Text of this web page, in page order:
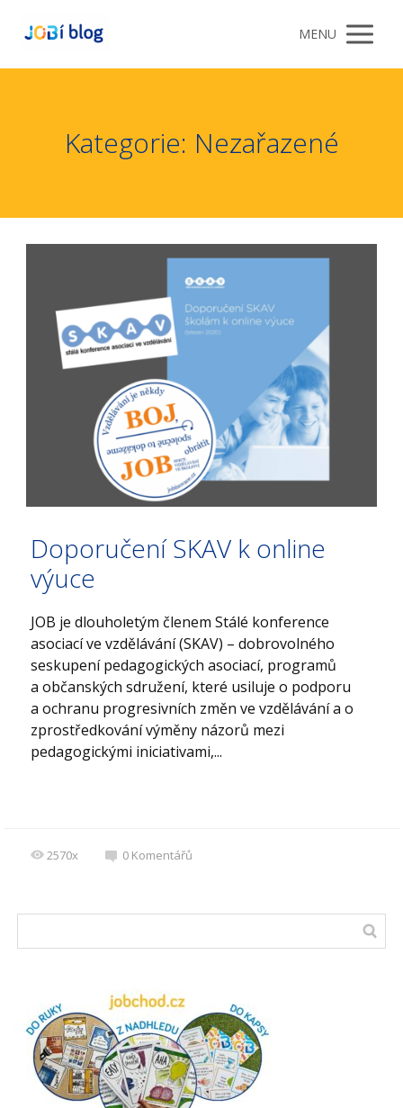
MENU
Kategorie: Nezařazené
Doporučení SKAV k online
výuce
JOB je dlouholetým členem Stálé konference
asociací ve vzdělávání (SKAV) – dobrovolného
seskupení pedagogických asociací, programů
a občanských sdružení, které usiluje o podporu
a ochranu progresivních změn ve vzdělávání a o
zprostředkování výměny názorů mezi
pedagogickými iniciativami,...
2570x 0 Komentářů